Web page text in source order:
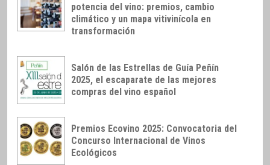
potencia del vino: premios, cambio
climático y un mapa vitivinícola en
transformación
Salón de las Estrellas de Guía Peñín
2025, el escaparate de las mejores
compras del vino español
Premios Ecovino 2025: Convocatoria del
Concurso Internacional de Vinos
Ecológicos